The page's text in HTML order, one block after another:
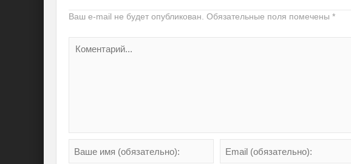
Ваш e-mail не будет опубликован. Обязательные поля помечены *